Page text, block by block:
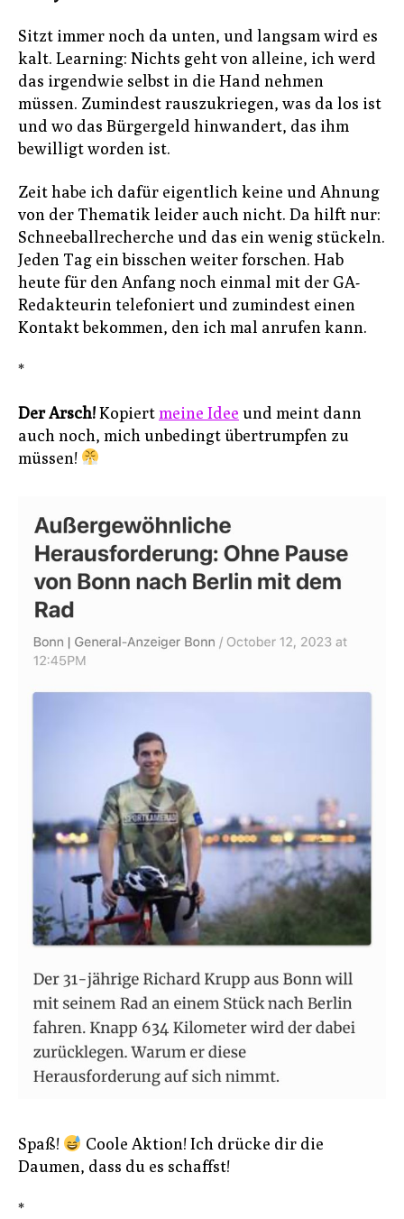
Sitzt immer noch da unten, und langsam wird es
kalt. Learning: Nichts geht von alleine, ich werd
das irgendwie selbst in die Hand nehmen
müssen. Zumindest rauszukriegen, was da los ist
und wo das Bürgergeld hinwandert, das ihm
bewilligt worden ist.
Zeit habe ich dafür eigentlich keine und Ahnung
von der Thematik leider auch nicht. Da hilft nur:
Schneeballrecherche und das ein wenig stückeln.
Jeden Tag ein bisschen weiter forschen. Hab
heute für den Anfang noch einmal mit der GA-
Redakteurin telefoniert und zumindest einen
Kontakt bekommen, den ich mal anrufen kann.
*
Der Arsch!Kopiertmeine Idee und meint dann
auch noch, mich unbedingt übertrumpfen zu
müssen!
Spaß!
Coole Aktion! Ich drücke dir die
Daumen, dass du es schaffst!
*